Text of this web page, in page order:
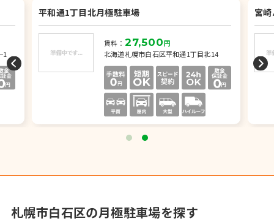
平和通1丁目北月極駐車場
賃料： 27,500円
北海道札幌市白石区平和通1丁目北14
宮
札幌市白石区の月極駐車場を探す